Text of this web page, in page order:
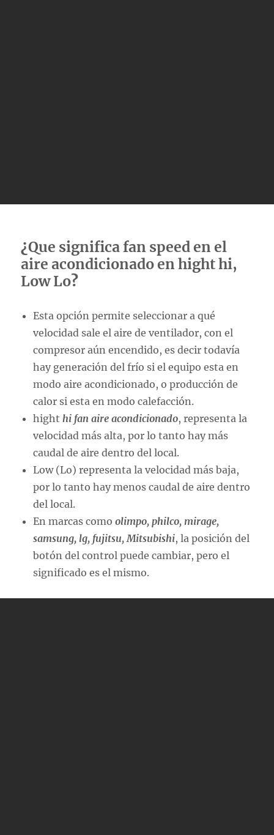
¿Que significa fan speed en el
aire acondicionado en hight hi,
Low Lo?
Esta opción permite seleccionar a qué
velocidad sale el aire de ventilador, con el
compresor aún encendido, es decir todavía
hay generación del frío si el equipo esta en
modo aire acondicionado, o producción de
calor si esta en modo calefacción.
hight hi fan aire acondicionado, representa la
velocidad más alta, por lo tanto hay más
caudal de aire dentro del local.
Low (Lo) representa la velocidad más baja,
por lo tanto hay menos caudal de aire dentro
del local.
En marcas como olimpo, philco, mirage,
samsung, lg, fujitsu, Mitsubishi, la posición del
botón del control puede cambiar, pero el
significado es el mismo.